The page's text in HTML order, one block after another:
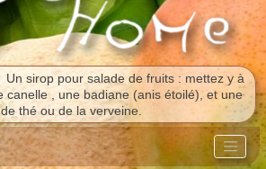
Un sirop pour salade de fruits : mettez y à
canelle , une badiane (anis étoilé), et une
thé ou de la verveine.